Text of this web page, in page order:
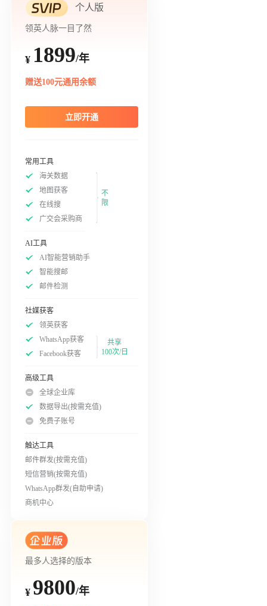
个人版
领英人脉一目了然
¥ 1899/年
赠送100元通用余额
立即开通
常用工具
海关数据
地图获客
在线搜
广交会采购商
不
限
AI工具
AI智能营销助手
智能搜邮
邮件检测
社媒获客
领英获客
WhatsApp获客
Facebook获客
共享
100次/日
高级工具
全球企业库
数据导出(按需充值)
免费子账号
触达工具
邮件群发(按需充值)
短信营销(按需充值)
WhatsApp群发(自助申请)
商机中心
最多人选择的版本
¥ 9800/年